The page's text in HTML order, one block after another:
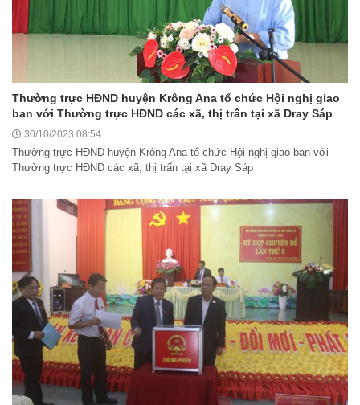
Thường trực HĐND huyện Krông Ana tổ chức Hội nghị giao
ban với Thường trực HĐND các xã, thị trấn tại xã Dray Sáp
30/10/2023 08:54
Thường trực HĐND huyện Krông Ana tổ chức Hội nghị giao ban với
Thường trực HĐND các xã, thị trấn tại xã Dray Sáp